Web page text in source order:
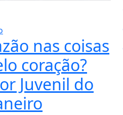
nas coisas
coração?
Juvenil do